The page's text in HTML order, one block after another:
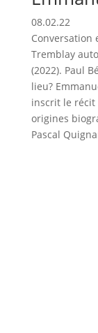
08.02.22
Conversation
Tremblay
(2022). Paul
lieu?
inscrit le récit
origines
Pascal